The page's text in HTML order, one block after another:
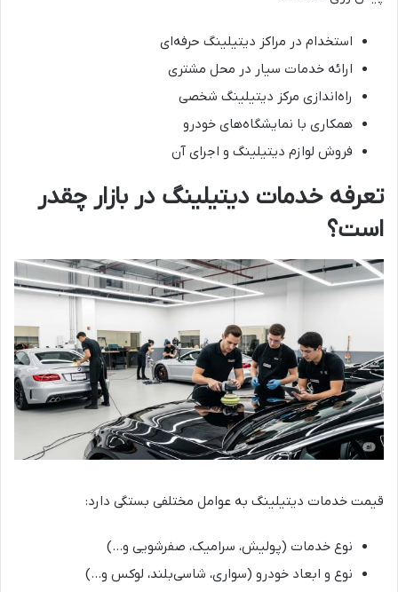
استخدام در مراکز دیتیلینگ حرفه‌ای
ارائه خدمات سیار در محل مشتری
راه‌اندازی مرکز دیتیلینگ شخصی
همکاری با نمایشگاه‌های خودرو
فروش لوازم دیتیلینگ و اجرای آن
تعرفه خدمات دیتیلینگ در بازار چقدر
است؟
قیمت خدمات دیتیلینگ به عوامل مختلفی بستگی دارد:
نوع خدمات (پولیش، سرامیک، صفرشویی و…)
نوع و ابعاد خودرو (سواری، شاسی‌بلند، لوکس و…)